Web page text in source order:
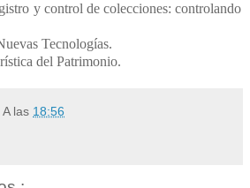
y control de colecciones: controlando
Tecnologías.
del Patrimonio.
A las 18:56